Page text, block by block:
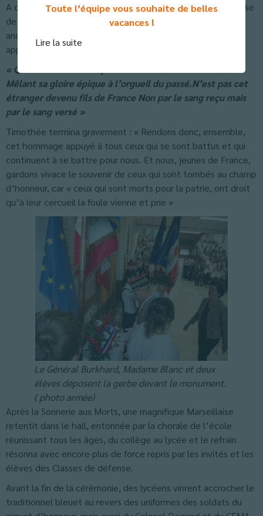
Toute l’équipe vous souhaite de belles
vacances !
Lire la suite
A ce moment du discours les quatre-vingts élèves des Classe
de Défense récitèrent en l’honneur du Général Burkhard,
ancien légionnaire, le quatrain de la légion qu’ils avaient
appris par cœur :
« Qui sait si l’inconnu qui dort sous l’arche immense
Mêlant sa gloire épique à l’orgueil du passé.N’est pas cet
étranger devenu fils de France Non par le sang reçu mais
par le sang versé »
Timothée termina gravement : « Rendons donc, ensemble,
cet hommage appuyé à tous ceux qui se sont battus et qui
continuent à se battre pour nous. Et nous, jeunes de France,
gardons vivace le souvenir de ceux qui sont tombés au champ
d’honneur, car « ceux qui sont morts pour la patrie, ont droit
qu’à leur cercueil la foule vienne et prie »
Le Général Burkhard, Madame Blanc et deux
élèves déposent la gerbe devant le monument.
( photo armée)
Après la Sonnerie aux Morts, une magnifique Marseillaise
retentit dans le hall, entonnée par la chorale de l’école
réunissant tous les âges, du collège au lycée et le refrain
résonna avec encore plus de force repris par les invités et les
élèves des Classes de défense.
Avant la fin de la cérémonie, des lycéens vinrent accrocher le
traditionnel bleuet au revers des uniformes des soldats du